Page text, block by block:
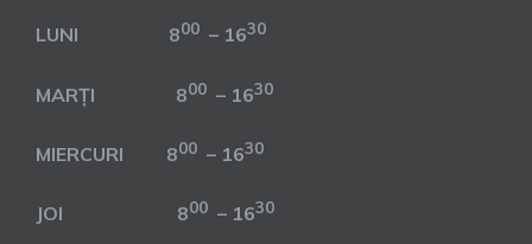
LUNI 800 – 1630
MARȚI 800 – 1630
MIERCURI 800 – 1630
JOI 800 – 1630